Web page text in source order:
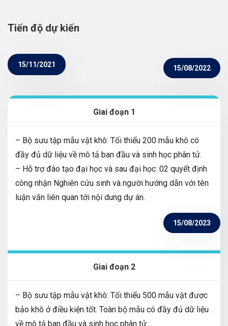
Tiến độ dự kiến
15/11/2021 15/08/2022
Giai đoạn 1
– Bộ sưu tập mẫu vật khô: Tối thiểu 200 mẫu khô có
đầy đủ dữ liệu về mô tả ban đầu và sinh học phân tử.
– Hỗ trợ đào tạo đại học và sau đại học: 02 quyết định
công nhận Nghiên cứu sinh và người hướng dẫn với tên
luận văn liên quan tới nội dung dự án.
15/08/2023
Giai đoạn 2
– Bộ sưu tập mẫu vật khô: Tối thiểu 500 mẫu vật được
bảo khô ở điều kiện tốt. Toàn bộ mẫu có đầy đủ dữ liệu
về mô tả ban đầu và sinh học phân tử.